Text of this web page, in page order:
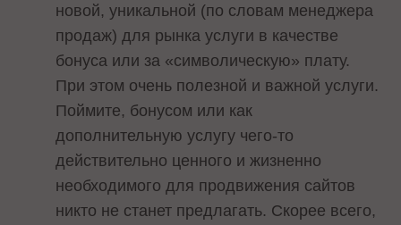
новой, уникальной (по словам менеджера
продаж) для рынка услуги в качестве
бонуса или за «символическую» плату.
При этом очень полезной и важной услуги.
Поймите, бонусом или как
дополнительную услугу чего-то
действительно ценного и жизненно
необходимого для продвижения сайтов
никто не станет предлагать. Скорее всего,